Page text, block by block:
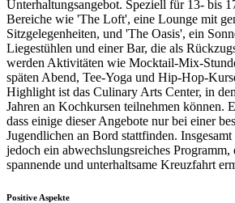
Unterhaltungsangebot. Speziell für 13- bis
Bereiche wie 'The Loft', eine Lounge mit
Sitzgelegenheiten, und 'The Oasis', ein
Liegestühlen und einer Bar, die als
werden Aktivitäten wie Mocktail-Mix-
späten Abend, Tee-Yoga und Hip-Hop-
Highlight ist das Culinary Arts Center, in
Jahren an Kochkursen teilnehmen können.
dass einige dieser Angebote nur bei einer
Jugendlichen an Bord stattfinden.
jedoch ein abwechslungsreiches Programm,
spannende und unterhaltsame Kreuzfahrt
Positive Aspekte